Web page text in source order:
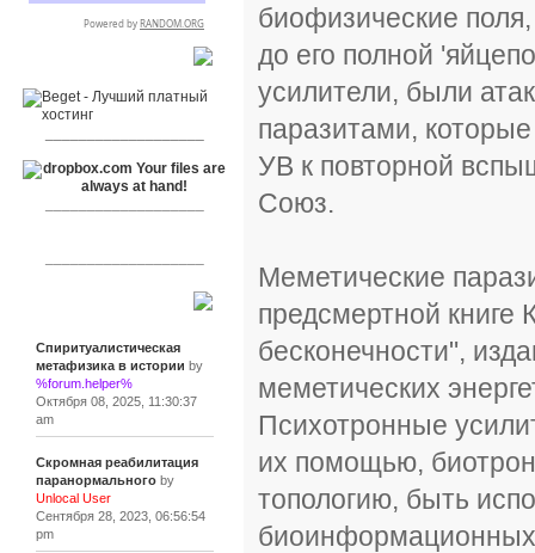
Спиритуалистическая
метафизика в истории by
%forum.helper%
Октября 08, 2025, 11:30:37
am
Скромная реабилитация
паранормальногоby
Unlocal User
Сентября 28, 2023, 06:56:54
pm
биофизические
до его полной
усилители, были
паразитами,
УВ к повторной
Союз.
Меметические
предсмертной книге
бесконечности",
меметических
Психотронные
их помощью,
топологию, быть
биоинформационных